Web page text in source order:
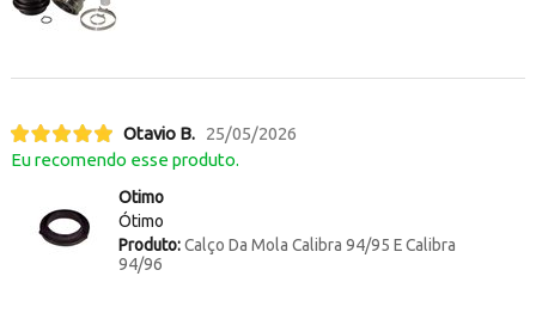
Otavio B. 25/05/2026
Eu recomendo esse produto.
Otimo
Ótimo
Produto:Calço Da Mola Calibra 94/95 E Calibra
94/96